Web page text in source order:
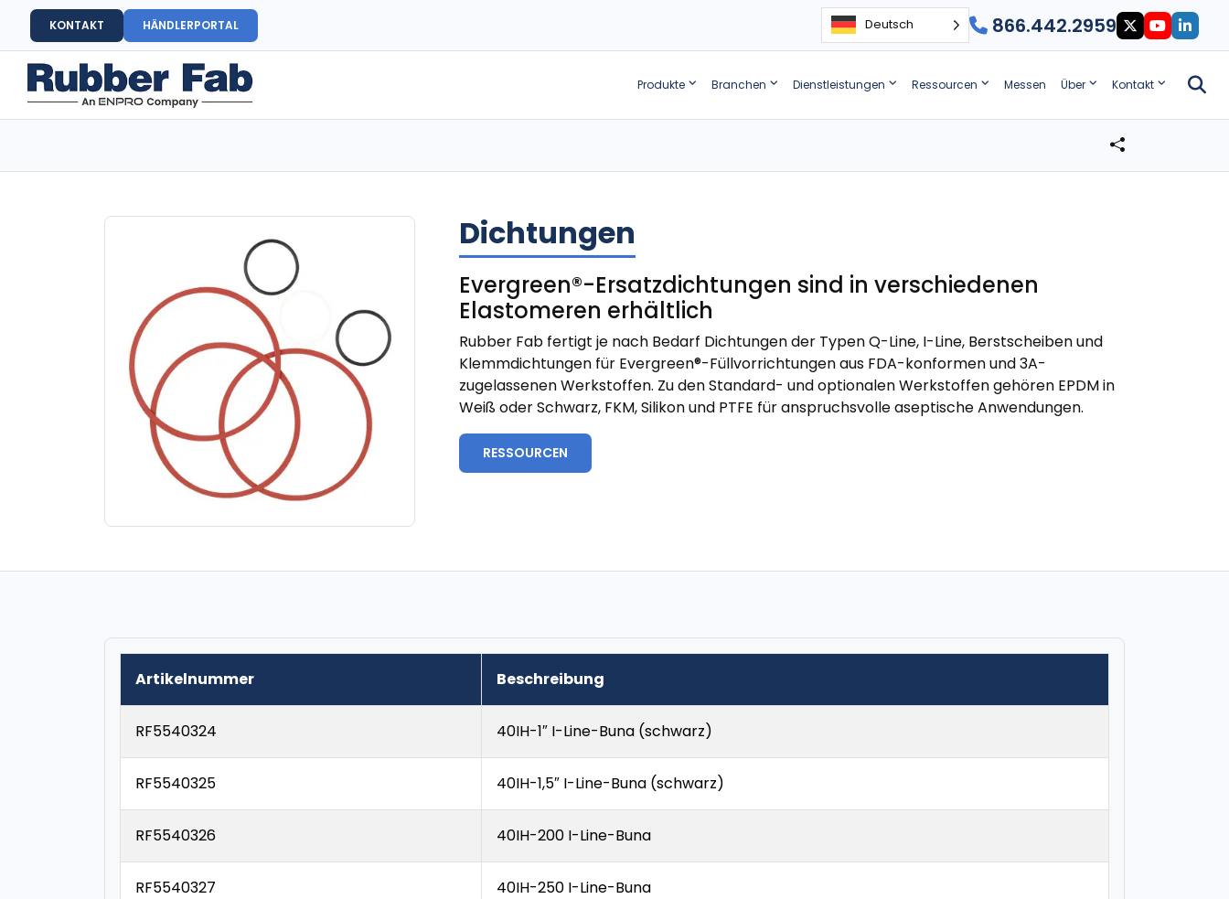
KONTAKT HÄNDLERPORTAL Deutsch 866.442.2959
Produkte Branchen Dienstleistungen Ressourcen Messen Über Kontakt
Dichtungen
Evergreen®-Ersatzdichtungen sind in verschiedenen
Elastomeren erhältlich
Rubber Fab fertigt je nach Bedarf Dichtungen der Typen Q-Line, I-Line, Berstscheiben und
Klemmdichtungen für Evergreen®-Füllvorrichtungen aus FDA-konformen und 3A-
zugelassenen Werkstoffen. Zu den Standard- und optionalen Werkstoffen gehören EPDM in
Weiß oder Schwarz, FKM, Silikon und PTFE für anspruchsvolle aseptische Anwendungen.
RESSOURCEN
Artikelnummer Beschreibung
RF5540324 40IH-1″ I-Line-Buna (schwarz)
RF5540325 40IH-1,5″ I-Line-Buna (schwarz)
RF5540326 40IH-200 I-Line-Buna
RF5540327 40IH-250 I-Line-Buna